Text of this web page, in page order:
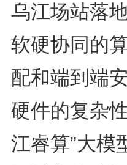
乌江场站落
软硬协同的
配和端到端
硬件的复杂
江睿算”大模